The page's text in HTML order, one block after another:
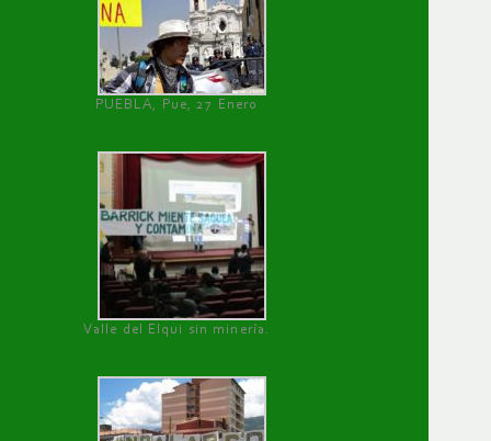
PUEBLA, Pue, 27 Enero
Valle del Elqui sin minería.